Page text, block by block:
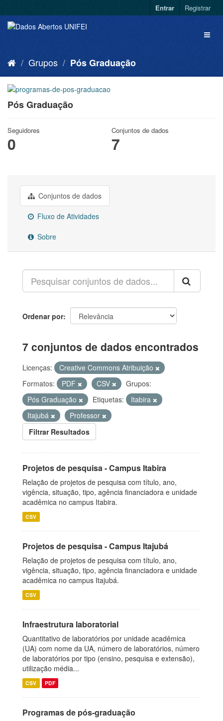
Entrar Registrar
Grupos Pós Graduação
Pós Graduação
Seguidores
0
Conjuntos de dados
7
Conjuntos de dados
Fluxo de Atividades
Sobre
Ordenar por
7 conjuntos de dados encontrados
Licenças:
Creative Commons Atribuição
Formatos:
PDF CSV
Grupos:
Pós Graduação
Etiquetas:
Itabira
Itajubá
Professor
Filtrar Resultados
Projetos de pesquisa - Campus Itabira
Relação de projetos de pesquisa com título, ano,
vigência, situação, tipo, agência financiadora e unidade
acadêmica no campus Itabira.
CSV
Projetos de pesquisa - Campus Itajubá
Relação de projetos de pesquisa com título, ano,
vigência, situação, tipo, agência financiadora e unidade
acadêmica no campus Itajubá.
CSV
Infraestrutura laboratorial
Quantitativo de laboratórios por unidade acadêmica
(UA) com nome da UA, número de laboratórios, número
de laboratórios por tipo (ensino, pesquisa e extensão),
utilização média...
CSV PDF
Programas de pós-graduação